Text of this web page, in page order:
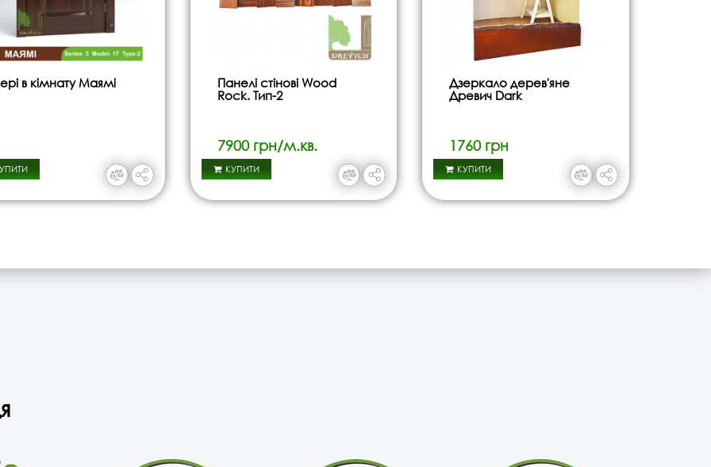
в кімнату Маямі
Панелі стінові Wood
Rock. Тип-2
7900 грн/м.кв.
КУПИТИ
Дзеркало дерев'яне
Древич Dark
1760 грн
КУПИТИ